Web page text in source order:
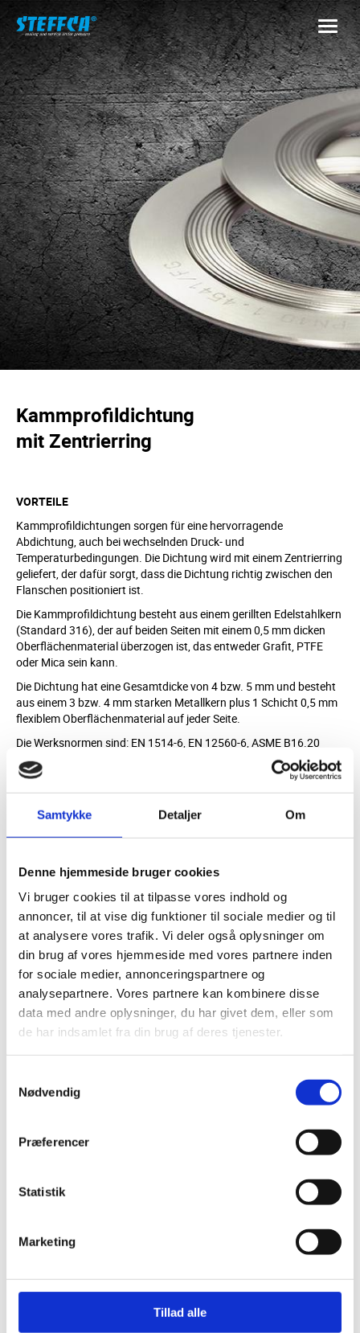
Samtykke Detaljer Om
Denne hjemmeside bruger cookies
Vi bruger cookies til at tilpasse vores indhold og
annoncer, til at vise dig funktioner til sociale medier og til
at analysere vores trafik. Vi deler også oplysninger om
din brug af vores hjemmeside med vores partnere inden
for sociale medier, annonceringspartnere og
analysepartnere. Vores partnere kan kombinere disse
data med andre oplysninger, du har givet dem, eller som
de har indsamlet fra din brug af deres tjenester.
Nødvendig
Præferencer
Statistik
Marketing
Tillad alle
Kammprofildichtung
mit Zentrierring
VORTEILE
Kammprofildichtungen sorgen für eine hervorragende
Abdichtung, auch bei wechselnden Druck- und
Temperaturbedingungen. Die Dichtung wird mit einem Zentrierring
geliefert, der dafür sorgt, dass die Dichtung richtig zwischen den
Flanschen positioniert ist.
Die Kammprofildichtung besteht aus einem gerillten Edelstahlkern
(Standard 316), der auf beiden Seiten mit einem 0,5 mm dicken
Oberflächenmaterial überzogen ist, das entweder Grafit, PTFE
oder Mica sein kann.
Die Dichtung hat eine Gesamtdicke von 4 bzw. 5 mm und besteht
aus einem 3 bzw. 4 mm starken Metallkern plus 1 Schicht 0,5 mm
flexiblem Oberflächenmaterial auf jeder Seite.
Die Werksnormen sind: EN 1514-6, EN 12560-6, ASME B16.20
usw.
MÖGLICHE MATERIALIEN
Edelstahl 304
max. Temperatur 550°C
Edelstahl 316/L/Timax. Temperatur 550°C
Legierung 400, 600, 800, 825max. Temperatur 600 – 950°C
Titan T max. Temperatur 350°C
Oberflächenmaterial: Grafit, PTFE oder Mica